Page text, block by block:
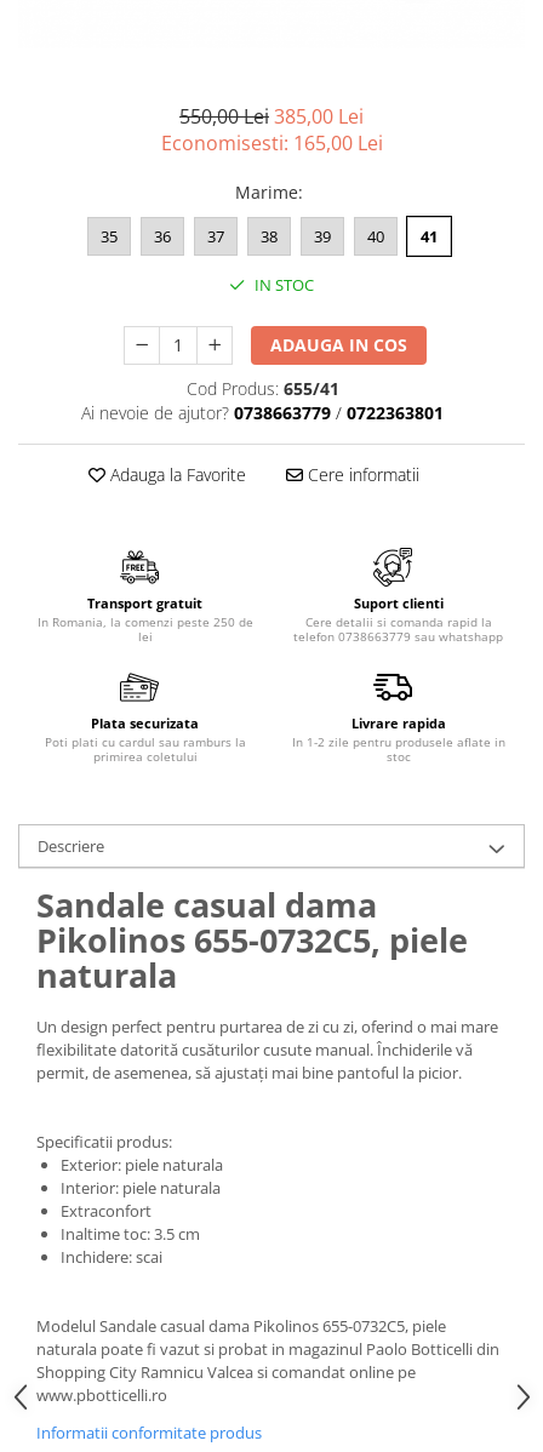
PANTOFI ELEGANTI
BOTINE SI GHETE
BOTINE SI GHETE
550,00 Lei385,00 Lei
Economisesti: 165,00 Lei
Marime:
35 36 37 38 39 40 41
IN STOC
ADAUGA IN COS
Cod Produs: 655/41
Ai nevoie de ajutor? 0738663779 / 0722363801
Adauga la Favorite Cere informatii
Transport gratuit
In Romania, la comenzi peste 250 de
lei
Suport clienti
Cere detalii si comanda rapid la
telefon 0738663779 sau whatshapp
Plata securizata
Poti plati cu cardul sau ramburs la
primirea coletului
Livrare rapida
In 1-2 zile pentru produsele aflate in
stoc
Descriere
Sandale casual dama
Pikolinos 655-0732C5, piele
naturala
Un design perfect pentru purtarea de zi cu zi, oferind o mai mare
flexibilitate datorită cusăturilor cusute manual. Închiderile vă
permit, de asemenea, să ajustați mai bine pantoful la picior.
Specificatii produs:
Exterior: piele naturala
Interior: piele naturala
Extraconfort
Inaltime toc: 3.5 cm
Inchidere: scai
Modelul Sandale casual dama Pikolinos 655-0732C5, piele
naturala poate fi vazut si probat in magazinul Paolo Botticelli din
Shopping City Ramnicu Valcea si comandat online pe
www.pbotticelli.ro
Informatii conformitate produs